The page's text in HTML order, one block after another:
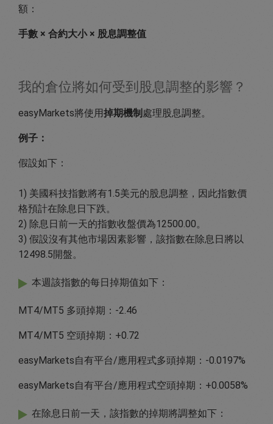
額：
手數 × 合約大小 × 股息調整值
我的倉位將如何受到股息調整的影響？
easyMarkets將使用掉期機制 處理股息調整。
例子：
假設如下：
1) 美國科技指數將有1.5美元的股息調整，因此指數價
格預計在除息日下跌。
2) 除息日前一天的指數收盤價為12500.00。
3) 假設沒有其他市場因素影響，該指數在除息日將以
12498.5開盤。
本週該指數的每日掉期值如下：
MT4/MT5 多頭掉期：-2.46
MT4/MT5 空頭掉期：+0.72
easyMarkets自有平台/應用程式多頭掉期：-0.0197%
easyMarkets自有平台/應用程式空頭掉期：+0.0058%
在除息日前一天，該指數的掉期將調整如下：